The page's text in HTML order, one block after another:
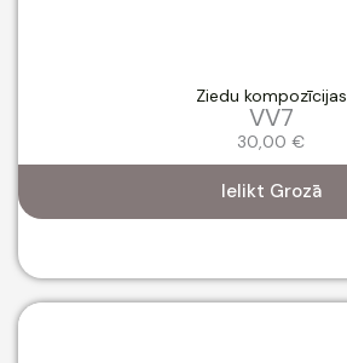
Ziedu kompozīcijas
VV7
30,00 €
Ielikt Grozā